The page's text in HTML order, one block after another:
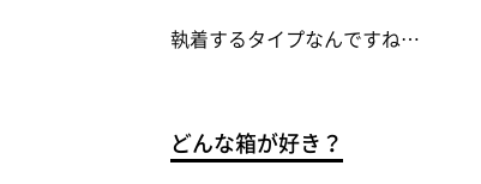
執着するタイプなんですね…
どんな箱が好き？